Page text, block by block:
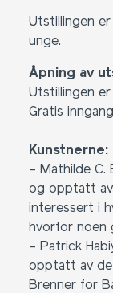
Utstillingen
unge.
Åpning av
Utstillingen
Gratis
Kunstnerne:
– Mathilde C.
og opptatt
interessert i
hvorfor noen
– Patrick
opptatt av
Brenner for